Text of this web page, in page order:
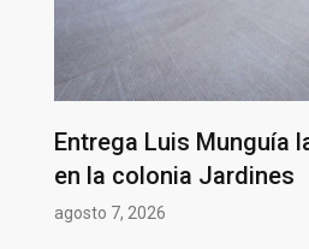
Entrega Luis Munguía
en la colonia Jardines
agosto 7, 2026